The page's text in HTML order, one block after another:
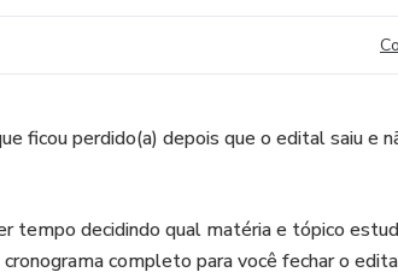
ficou perdido(a) depois que o edital saiu e
tempo decidindo qual matéria e tópico
completo para você fechar o